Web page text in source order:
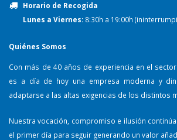
Horario de Recogida
Lunes a Viernes: 8:30h a 19:00h
Quiénes Somos
Con más de 40 años de experiencia en el
es a día de hoy una empresa moderna y
adaptarse a las altas exigencias de los distintos
Nuestra vocación, compromiso e ilusión
el primer día para seguir generando un valor